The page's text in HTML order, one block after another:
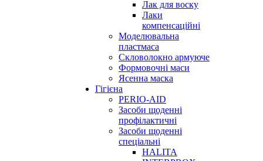
Лак для воску
Лаки
компенсаційні
Моделювальна
пластмаса
Скловолокно армуюче
Формовочні маси
Ясенна маска
Гігієна
PERIO-AID
Засоби щоденні
профілактичні
Засоби щоденні
спеціальні
HALITA